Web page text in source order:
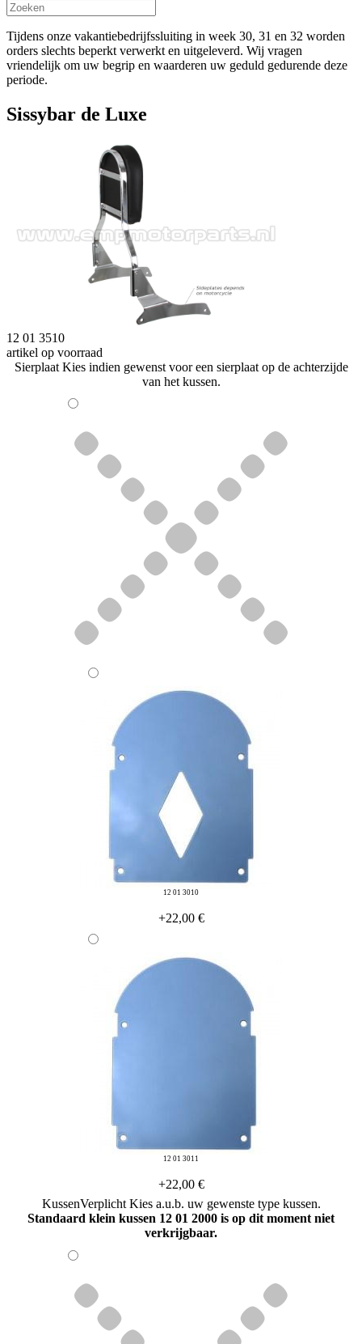
Tijdens onze vakantiebedrijfssluiting in week 30, 31 en 32 worden
orders slechts beperkt verwerkt en uitgeleverd. Wij vragen
vriendelijk om uw begrip en waarderen uw geduld gedurende deze
periode.
Sissybar de Luxe
12 01 3510
artikel op voorraad
Sierplaat Kies indien gewenst voor een sierplaat op de achterzijde
van het kussen.
12 01 3010
+22,00 €
12 01 3011
+22,00 €
KussenVerplicht Kies a.u.b. uw gewenste type kussen.
Standaard klein kussen 12 01 2000 is op dit moment niet
verkrijgbaar.